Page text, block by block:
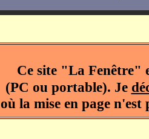
Ce site "La Fenêtre"
(PC ou portable). Je
où la mise en page n'est